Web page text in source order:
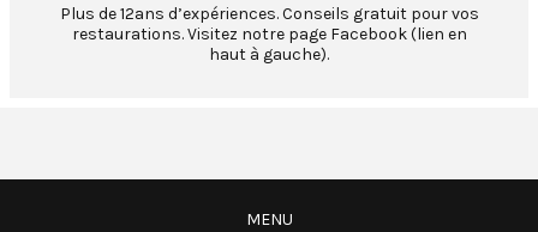
Plus de 12ans d’expériences. Conseils gratuit pour vos
restaurations. Visitez notre page Facebook (lien en
haut à gauche).
MENU